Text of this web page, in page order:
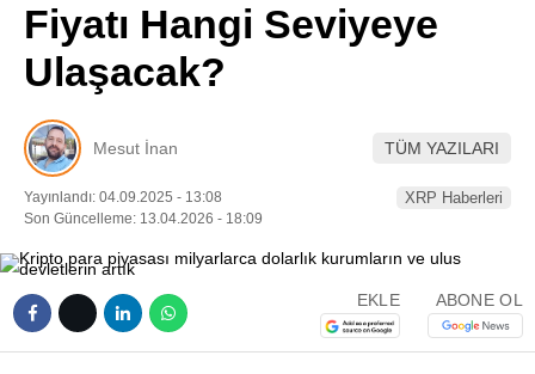
Pinterest
Fiyatı Hangi Seviyeye
Ulaşacak?
Mesut İnan TÜM YAZILARI
Yayınlandı: 04.09.2025 - 13:08
Son Güncelleme: 13.04.2026 - 18:09
XRP Haberleri
EKLE ABONE OL